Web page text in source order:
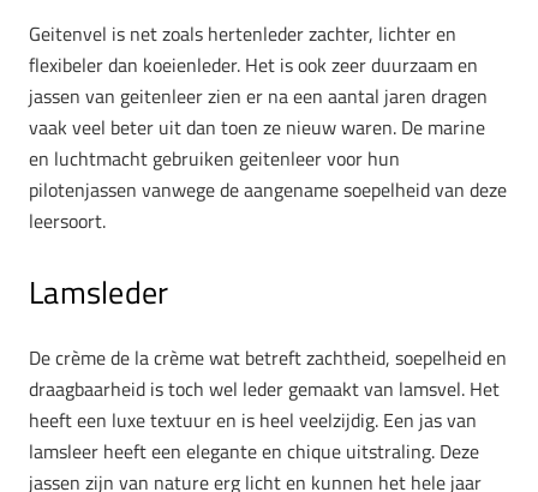
Geitenvel is net zoals hertenleder zachter, lichter en
flexibeler dan koeienleder. Het is ook zeer duurzaam en
jassen van geitenleer zien er na een aantal jaren dragen
vaak veel beter uit dan toen ze nieuw waren. De marine
en luchtmacht gebruiken geitenleer voor hun
pilotenjassen vanwege de aangename soepelheid van deze
leersoort.
Lamsleder
De crème de la crème wat betreft zachtheid, soepelheid en
draagbaarheid is toch wel leder gemaakt van lamsvel. Het
heeft een luxe textuur en is heel veelzijdig. Een jas van
lamsleer heeft een elegante en chique uitstraling. Deze
jassen zijn van nature erg licht en kunnen het hele jaar